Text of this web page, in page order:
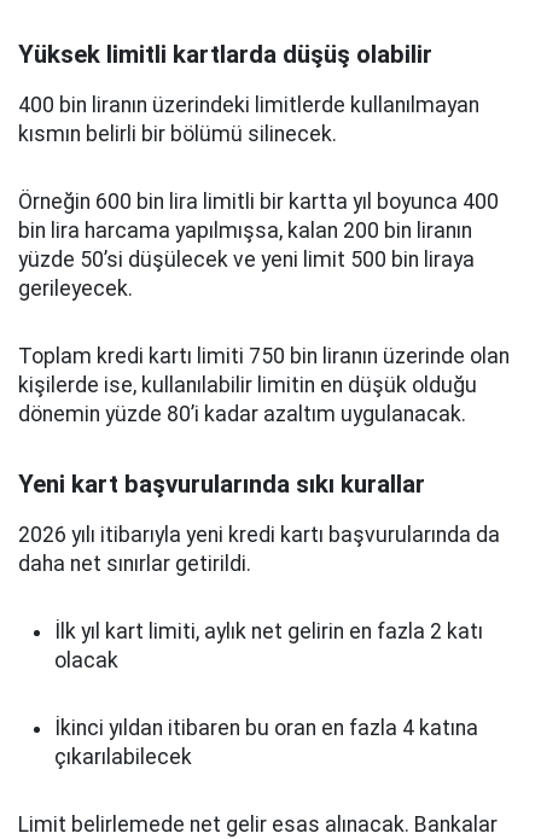
Yüksek limitli kartlarda düşüş olabilir
400 bin liranın üzerindeki limitlerde kullanılmayan
kısmın belirli bir bölümü silinecek.
Örneğin 600 bin lira limitli bir kartta yıl boyunca 400
bin lira harcama yapılmışsa, kalan 200 bin liranın
yüzde 50’si düşülecek ve yeni limit 500 bin liraya
gerileyecek.
Toplam kredi kartı limiti 750 bin liranın üzerinde olan
kişilerde ise, kullanılabilir limitin en düşük olduğu
dönemin yüzde 80’i kadar azaltım uygulanacak.
Yeni kart başvurularında sıkı kurallar
2026 yılı itibarıyla yeni kredi kartı başvurularında da
daha net sınırlar getirildi.
İlk yıl kart limiti, aylık net gelirin en fazla 2 katı
olacak
İkinci yıldan itibaren bu oran en fazla 4 katına
çıkarılabilecek
Limit belirlemede net gelir esas alınacak. Bankalar